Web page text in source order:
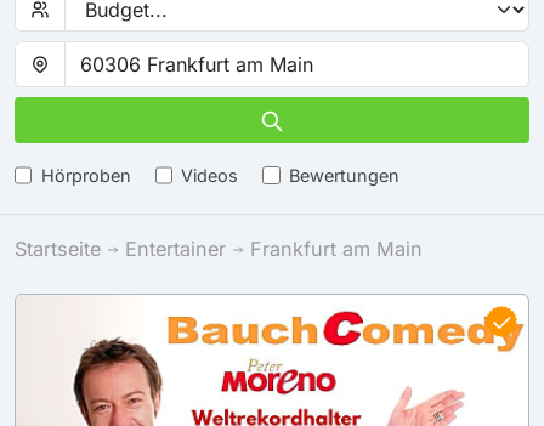
Hörproben Videos Bewertungen
Startseite Entertainer Frankfurt am Main